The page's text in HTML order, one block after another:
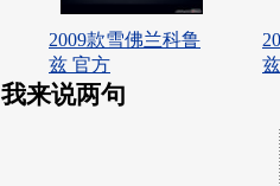
2009款雪佛兰科鲁
兹 官方
我来说两句